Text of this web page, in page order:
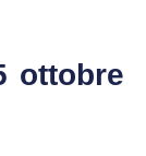
ottobre